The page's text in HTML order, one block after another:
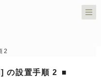
2
の設置手順 2